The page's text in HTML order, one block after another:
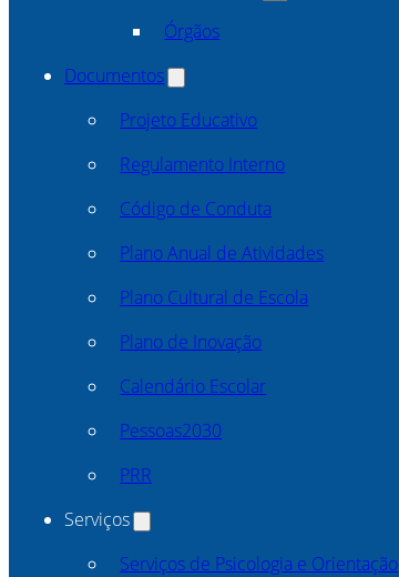
Órgãos
Documentos
Projeto Educativo
Regulamento Interno
Código de Conduta
Plano Anual de Atividades
Plano Cultural de Escola
Plano de Inovação
Calendário Escolar
Pessoas2030
PRR
Serviços
Serviços de Psicologia e Orientação